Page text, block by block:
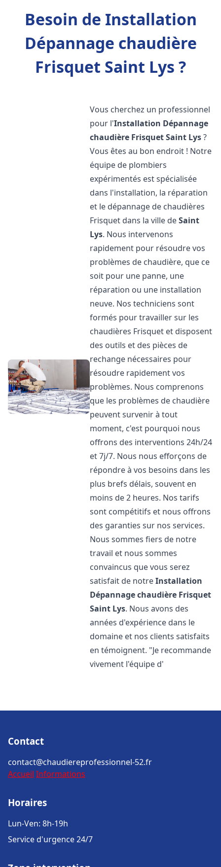
Besoin de Installation
Dépannage chaudière
Frisquet Saint Lys ?
Vous cherchez un professionnel
pour l'Installation Dépannage
chaudière FrisquetSaint Lys?
Vous êtes au bon endroit ! Notre
équipe de plombiers
expérimentés est spécialisée
dans l'installation, la réparation
et le dépannage de chaudières
Frisquet dans la ville deSaint
Lys. Nous intervenons
rapidement pour résoudre vos
problèmes de chaudière, que ce
soit pour une panne, une
réparation ou une installation
neuve. Nos techniciens sont
formés pour travailler sur les
chaudières Frisquet et disposent
des outils et des pièces de
rechange nécessaires pour
résoudre rapidement vos
problèmes. Nous comprenons
que les problèmes de chaudière
peuvent survenir à tout
moment, c'est pourquoi nous
offrons des interventions 24h/24
et 7j/7. Nous nous efforçons de
répondre à vos besoins dans les
plus brefs délais, souvent en
moins de 2 heures. Nos tarifs
sont compétitifs et nous offrons
des garanties sur nos services.
Nous sommes fiers de notre
travail et nous sommes
convaincus que vous serez
satisfait de notreInstallation
Dépannage chaudière Frisquet
Saint Lys. Nous avons des
années d'expérience dans le
domaine et nos clients satisfaits
en témoignent. "Je recommande
vivement l'équipe d'
Contact
contact@chaudiereprofessionnel-52.fr
Accueil Informations
Horaires
Lun-Ven: 8h-19h
Service d'urgence 24/7